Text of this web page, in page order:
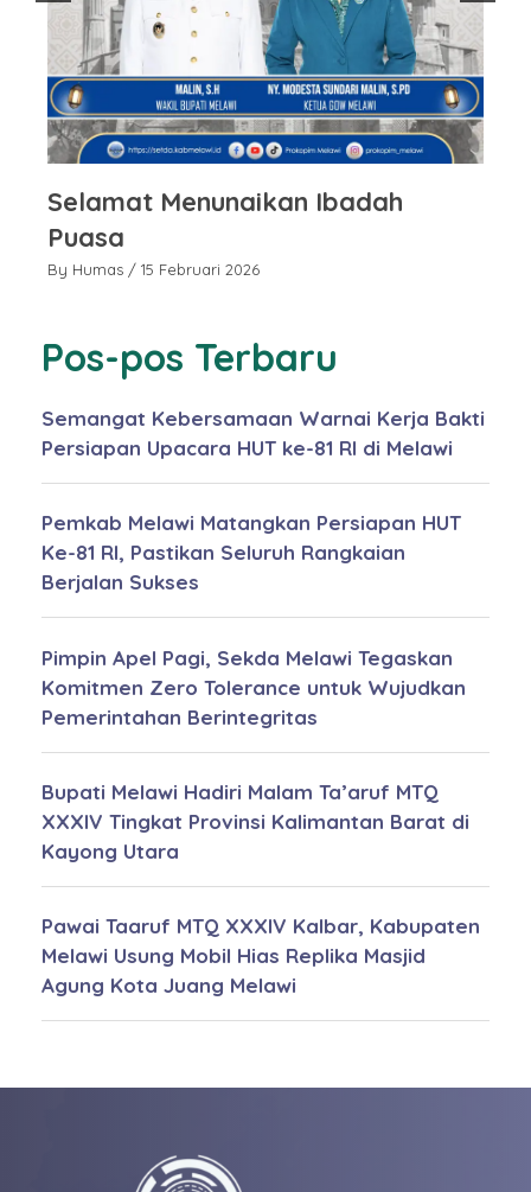
Selamat Menunaikan Ibadah
Puasa
By Humas / 15 Februari 2026
Pos-pos Terbaru
Semangat Kebersamaan Warnai Kerja Bakti
Persiapan Upacara HUT ke-81 RI di Melawi
Pemkab Melawi Matangkan Persiapan HUT
Ke-81 RI, Pastikan Seluruh Rangkaian
Berjalan Sukses
Pimpin Apel Pagi, Sekda Melawi Tegaskan
Komitmen Zero Tolerance untuk Wujudkan
Pemerintahan Berintegritas
Bupati Melawi Hadiri Malam Ta’aruf MTQ
XXXIV Tingkat Provinsi Kalimantan Barat di
Kayong Utara
Pawai Taaruf MTQ XXXIV Kalbar, Kabupaten
Melawi Usung Mobil Hias Replika Masjid
Agung Kota Juang Melawi